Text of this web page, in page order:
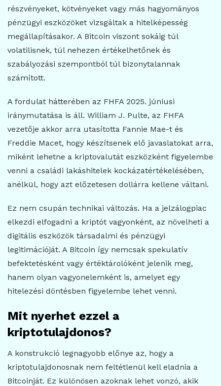
részvényeket, kötvényeket vagy más hagyományos
pénzügyi eszközöket vizsgáltak a hitelképesség
megállapításakor. A Bitcoin viszont sokáig túl
volatilisnek, túl nehezen értékelhetőnek és
szabályozási szempontból túl bizonytalannak
számított.
A fordulat hátterében az FHFA 2025. júniusi
iránymutatása is áll. William J. Pulte, az FHFA
vezetője akkor arra utasította Fannie Mae-t és
Freddie Macet, hogy készítsenek elő javaslatokat arra,
miként lehetne a kriptovalutát eszközként figyelembe
venni a családi lakáshitelek kockázatértékelésében,
anélkül, hogy azt előzetesen dollárra kellene váltani.
Ez nem csupán technikai változás. Ha a jelzálogpiac
elkezdi elfogadni a kriptót vagyonként, az növelheti a
digitális eszközök társadalmi és pénzügyi
legitimációját. A Bitcoin így nemcsak spekulatív
befektetésként vagy értéktárolóként jelenik meg,
hanem olyan vagyonelemként is, amelyet egy
hitelezési döntésben figyelembe lehet venni.
Mit nyerhet ezzel a
kriptotulajdonos?
A konstrukció legnagyobb előnye az, hogy a
kriptotulajdonosnak nem feltétlenül kell eladnia a
Bitcoinját. Ez különösen azoknak lehet vonzó, akik